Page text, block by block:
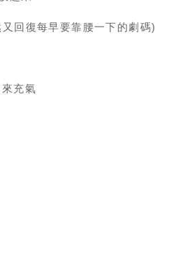
回復每早要靠腰一下的劇碼)
充氣